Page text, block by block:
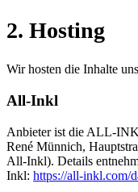
2. Hosting
Wir hosten die Inhalte
All-Inkl
Anbieter ist die ALL-
René Münnich,
All-Inkl). Details
Inkl: https://all-inkl.com/